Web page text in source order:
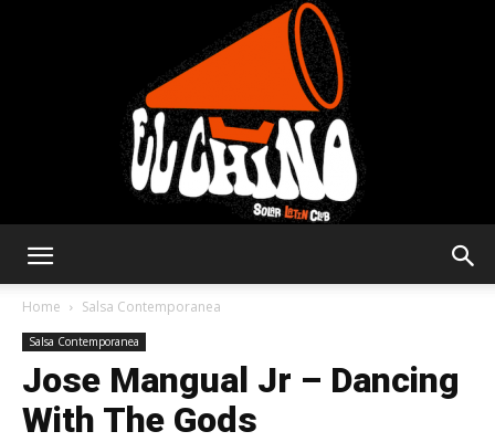
Latin
Home Salsa Contemporanea
Salsa Contemporanea
Jose Mangual Jr – Dancing
With The Gods